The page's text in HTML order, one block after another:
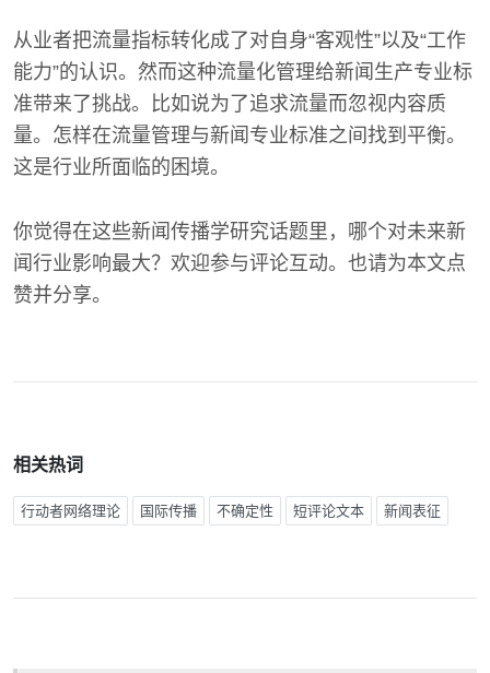
从业者把流量指标转化成了对自身“客观性”以及“工作
能力”的认识。然而这种流量化管理给新闻生产专业标
准带来了挑战。比如说为了追求流量而忽视内容质
量。怎样在流量管理与新闻专业标准之间找到平衡。
这是行业所面临的困境。
你觉得在这些新闻传播学研究话题里，哪个对未来新
闻行业影响最大？欢迎参与评论互动。也请为本文点
赞并分享。
相关热词
行动者网络理论 国际传播 不确定性 短评论文本 新闻表征